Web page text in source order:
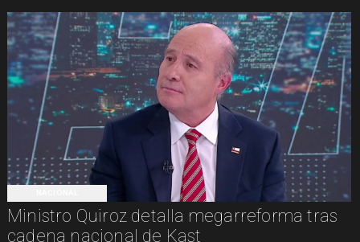
Ministro Quiroz detalla megarreforma tras
cadena nacional de Kast